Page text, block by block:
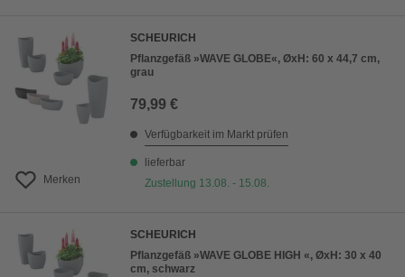
Merken
SCHEURICH
Pflanzgefäß »WAVE GLOBE«, ØxH: 60 x 44,7 cm,
grau
79,99 €
Verfügbarkeit im Markt prüfen
lieferbar
Zustellung 13.08. - 15.08.
SCHEURICH
Pflanzgefäß »WAVE GLOBE HIGH «, ØxH: 30 x 40
cm, schwarz